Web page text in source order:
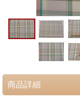
商品詳細